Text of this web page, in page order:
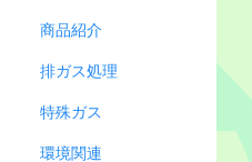
商品紹介
排ガス処理
特殊ガス
環境関連